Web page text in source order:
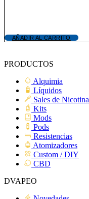
AÑADIR AL CARRITO
PRODUCTOS
Alquimia
Líquidos
Sales de Nicotina
Kits
Mods
Pods
Resistencias
Atomizadores
Custom / DIY
CBD
DVAPEO